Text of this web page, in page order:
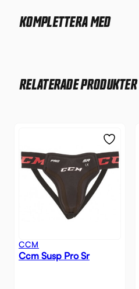
KOMPLETTERA MED
RELATERADE PRODUKTER
CCM
Ccm Susp Pro Sr